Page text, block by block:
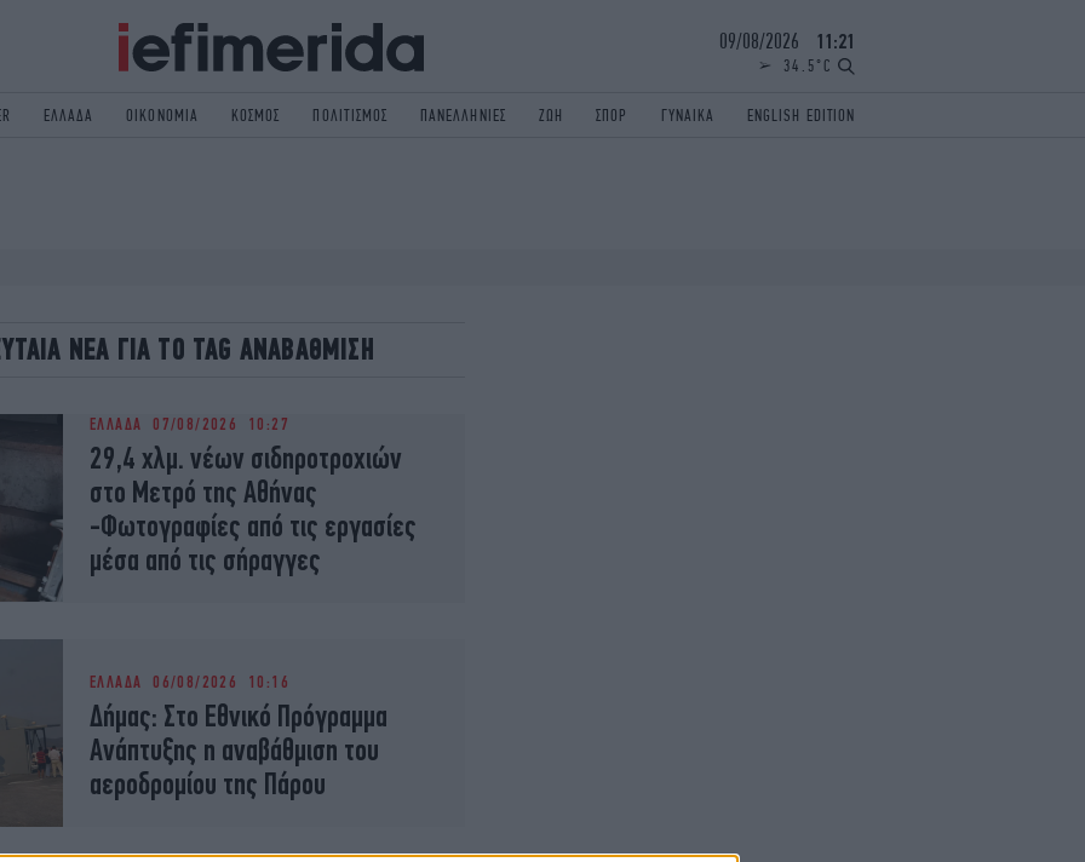
09/08/2026 11:21
34.5°C
ΕΛΛΑΔΑ ΟΙΚΟΝΟΜΙΑ ΚΟΣΜΟΣ ΠΟΛΙΤΙΣΜΟΣ ΠΑΝΕΛΛΗΝΙΕΣ ΖΩΗ ΣΠΟΡ ΓΥΝΑΙΚΑ ENGLISH EDITION
PODCAST
MEDIA
ΝΕΑ ΓΙΑ ΤΟ TAG ΑΝΑΒΑΘΜΙΣΗ
ΕΛΛΑΔΑ 07/08/2026 10:27
29,4 χλμ. νέων σιδηροτροχιών
στο Μετρό της Αθήνας
-Φωτογραφίες από τις εργασίες
μέσα από τις σήραγγες
ΕΛΛΑΔΑ 06/08/2026 10:16
Δήμας: Στο Εθνικό Πρόγραμμα
Ανάπτυξης η αναβάθμιση του
αεροδρομίου της Πάρου